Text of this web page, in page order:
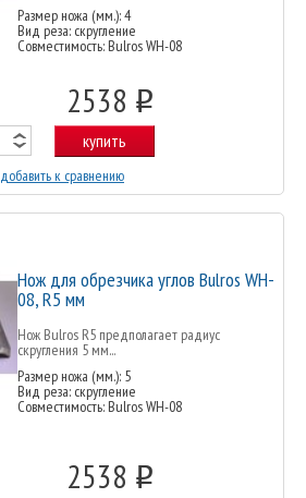
Размер ножа (мм.): 4
Вид реза: скругление
Совместимость: Bulros WH-08
2538 o
купить
добавить к сравнению
Нож для обрезчика углов Bulros WH-
08, R5 мм
Нож Bulros R5 предполагает радиус
скругления 5 мм...
Размер ножа (мм.): 5
Вид реза: скругление
Совместимость: Bulros WH-08
2538 o